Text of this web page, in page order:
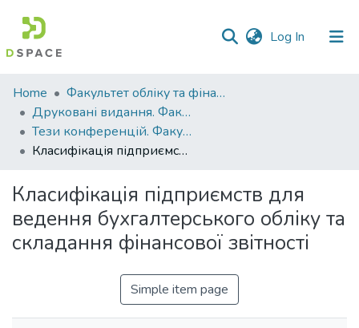
Log In (current)
Communities
&
Collections
All of DSpace
Statistics
Home
Факультет обліку та фінансів
Друковані видання. Факультет обліку та фінансів
Тези конференцій. Факультет обліку та фінансів
Класифікація підприємств для ведення бухгалтерського обліку та складання фінансової звітності
Класифікація підприємств для
ведення бухгалтерського обліку та
складання фінансової звітності
Simple item page